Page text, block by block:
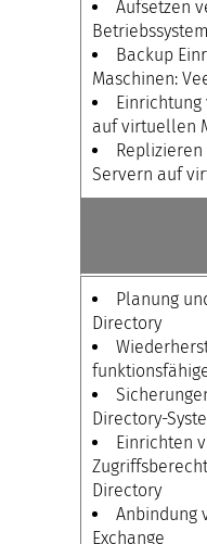
Aufsetzen
Backup
Maschinen:
Einrichtung
auf virtuellen
Servern auf
Planung
Directory
Directory-
Einrichten
Directory
Anbindung
Exchange